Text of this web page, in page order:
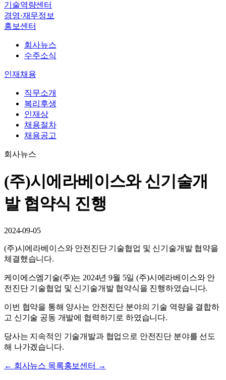
채용절차
채용공고
기술역량센터
경영·재무정보
홍보센터
회사뉴스
수주소식
인재채용
직무소개
복리후생
인재상
채용절차
채용공고
회사뉴스
(주)시에라베이스와 신기술개
발 협약식 진행
2024-09-05
(주)시에라베이스와 안전진단 기술협업 및 신기술개발 협약을
체결했습니다.
케이에스엠기술(주)는 2024년 9월 5일 (주)시에라베이스와 안
전진단 기술협업 및 신기술개발 협약식을 진행하였습니다.
이번 협약을 통해 양사는 안전진단 분야의 기술 역량을 결합하
고 신기술 공동 개발에 협력하기로 하였습니다.
당사는 지속적인 기술개발과 협업으로 안전진단 분야를 선도
해 나가겠습니다.
← 회사뉴스 목록홍보센터 →